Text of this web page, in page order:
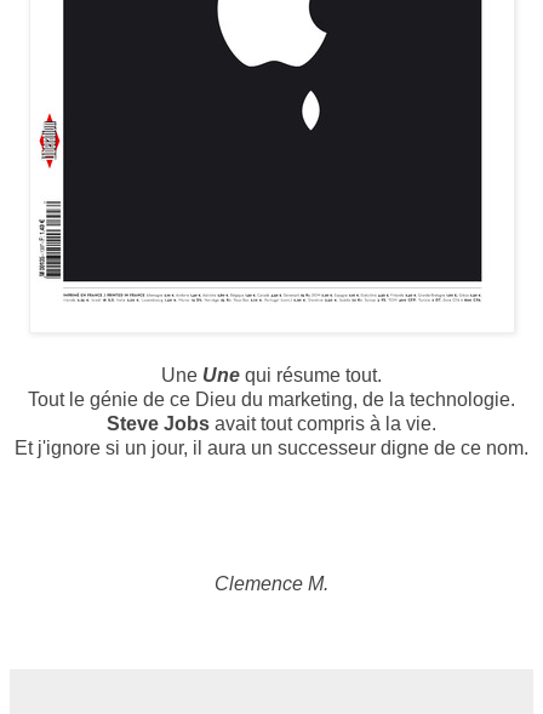
Une Une qui résume tout.
Tout le génie de ce Dieu du marketing, de la technologie.
Steve Jobs avait tout compris à la vie.
Et j'ignore si un jour, il aura un successeur digne de ce nom.
Clemence M.